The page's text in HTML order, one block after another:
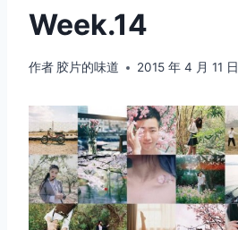
Week.14
作者 胶片的味道 2015 年 4 月 11 日